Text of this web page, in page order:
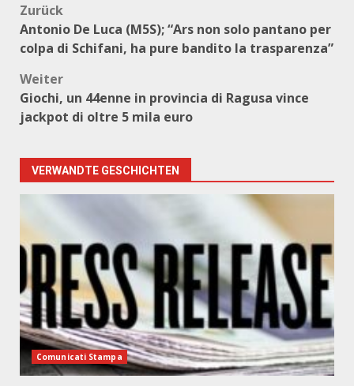
Beitragsnavigation
Zurück
Antonio De Luca (M5S); “Ars non solo pantano per
colpa di Schifani, ha pure bandito la trasparenza”
Weiter
Giochi, un 44enne in provincia di Ragusa vince
jackpot di oltre 5 mila euro
VERWANDTE GESCHICHTEN
Comunicati Stampa